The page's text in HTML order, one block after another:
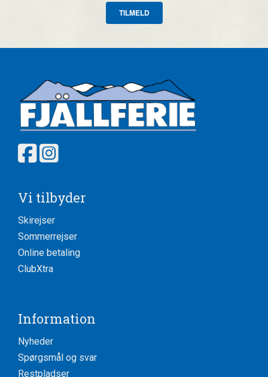
TILMELD
Vi tilbyder
Skirejser
Sommerrejser
Online betaling
ClubXtra
Information
Nyheder
Spørgsmål og svar
Restpladser